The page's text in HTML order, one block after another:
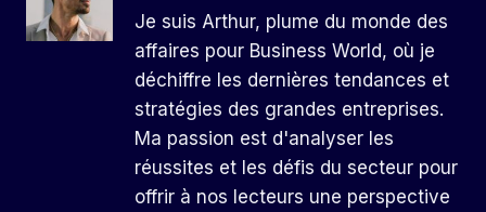
Je suis Arthur, plume du monde des
affaires pour Business World, où je
déchiffre les dernières tendances et
stratégies des grandes entreprises.
Ma passion est d'analyser les
réussites et les défis du secteur pour
offrir à nos lecteurs une perspective